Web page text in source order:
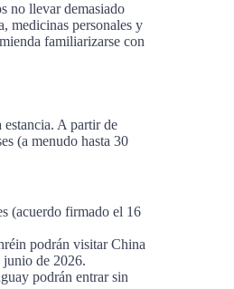
no llevar demasiado
medicinas personales y
familiarizarse con
A partir de
(a menudo hasta 30
(acuerdo firmado el 16
podrán visitar China
junio de 2026.
podrán entrar sin